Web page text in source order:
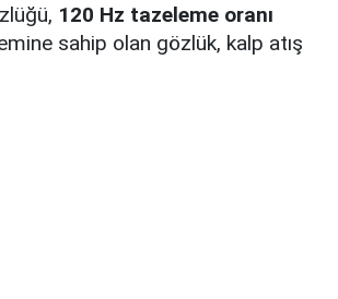
120 Hz tazeleme oranı
sahip olan gözlük, kalp atış